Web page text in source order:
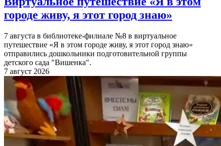
городе живу, я этот город знаю»
7 августа в библиотеке-филиале №8 в виртуальное
путешествие «Я в этом городе живу, я этот город знаю»
отправились дошкольники подготовительной группы
детского сада "Вишенка".
7 август 2026